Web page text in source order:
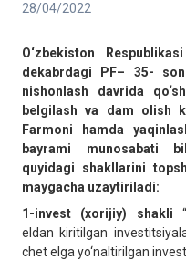
28/04/2022
O‘zbekiston
dekabrdagi PF– 35-
nishonlash davrida
belgilash va dam olish
Farmoni hamda
bayrami munosabati
quyidagi shakllarini
maygacha uzaytiriladi:
1-invest (xorijiy) shakli
eldan kiritilgan
chet elga yo‘naltirilgan